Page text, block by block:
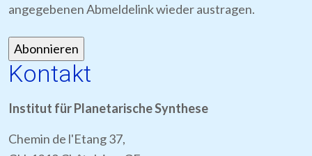
angegebenen Abmeldelink wieder austragen.
Kontakt
Institut für Planetarische Synthese
Chemin de l'Etang 37,